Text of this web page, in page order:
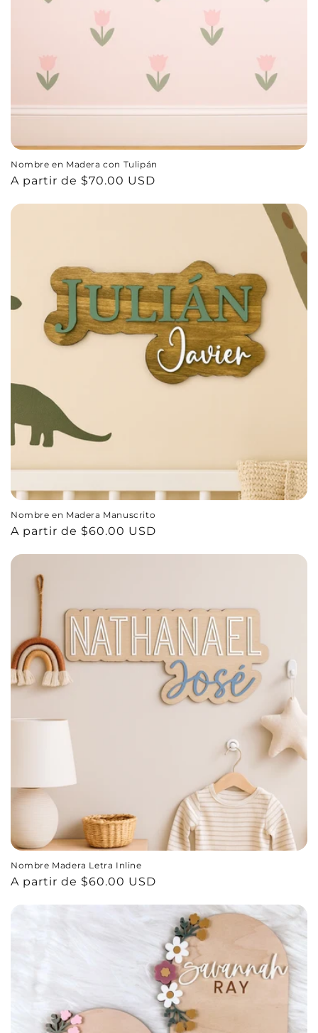
Nombre en Madera con Tulipán
Precio
A partir de $70.00 USD
Nombre en Madera Manuscrito
Precio
A partir de $60.00 USD
Nombre Madera Letra Inline
Precio
A partir de $60.00 USD